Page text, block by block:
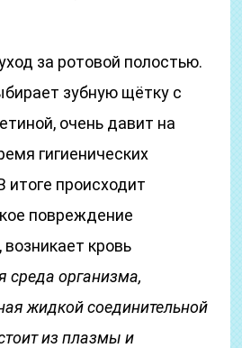
за ротовой полостью.
зубную щётку с
очень давит на
гигиенических
итоге происходит
повреждение
кровь
среда организма,
жидкой соединительной
из плазмы и